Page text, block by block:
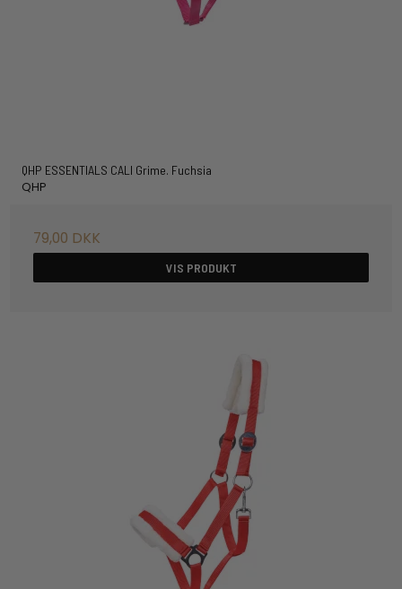
QHP ESSENTIALS CALI Grime. Fuchsia
QHP
79,00 DKK
VIS PRODUKT